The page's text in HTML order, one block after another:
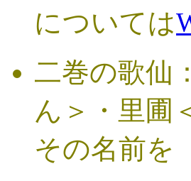
については
二巻の歌仙
ん＞・里圃
その名前を